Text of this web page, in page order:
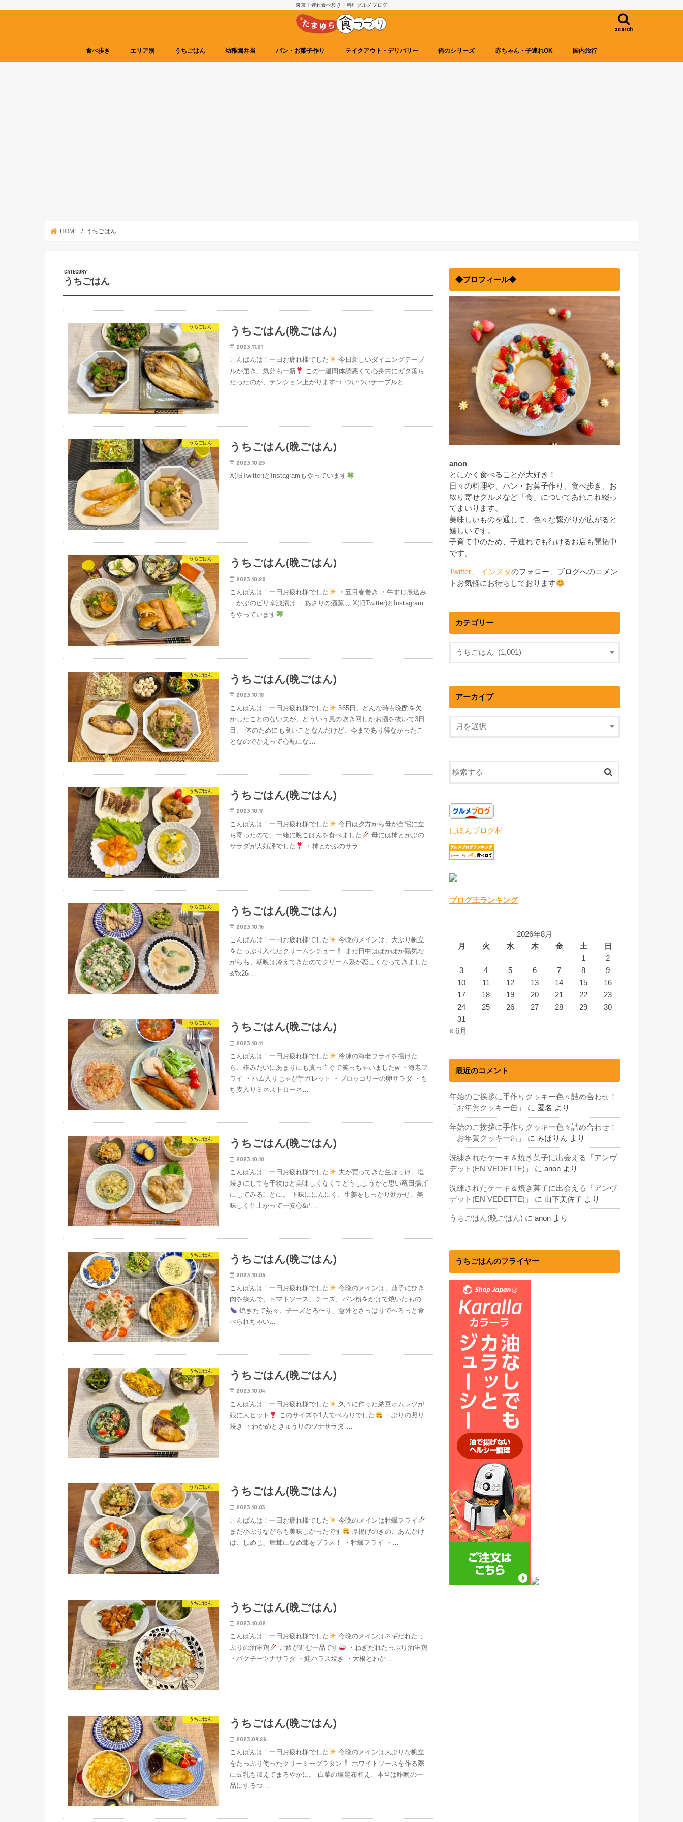
東京子連れ食べ歩き・料理グルメブログ
search
食べ歩き エリア別 うちごはん 幼稚園弁当 パン・お菓子作り テイクアウト・デリバリー 俺のシリーズ 赤ちゃん・子連れOK 国内旅行
HOME うちごはん
うちごはん
うちごはん うちごはん(晩ごはん)
2023.11.01
こんばんは！一日お疲れ様でした
今日新しいダイニングテーブ
ルが届き、気分も一新
この一週間体調悪くて心身共にガタ落ち
だったのが、テンション上がります↑↑ ついついテーブルと…
うちごはん うちごはん(晩ごはん)
2023.10.23
X(旧Twitter)とInstagramもやっています
うちごはん うちごはん(晩ごはん)
2023.10.20
こんばんは！一日お疲れ様でした
・五目春巻き ・牛すじ煮込み
・かぶのピリ辛浅漬け ・あさりの酒蒸し X(旧Twitter)とInstagram
もやっています
うちごはん うちごはん(晩ごはん)
2023.10.18
こんばんは！一日お疲れ様でした
365日、どんな時も晩酌を欠
かしたことのない夫が、どういう風の吹き回しかお酒を抜いて3日
目。 体のためにも良いことなんだけど、今まであり得なかったこ
となのでかえって心配にな…
うちごはん うちごはん(晩ごはん)
2023.10.17
こんばんは！一日お疲れ様でした
今日は夕方から母が自宅に立
ち寄ったので、一緒に晩ごはんを食べました
母には柿とかぶの
サラダが大好評でした
・柿とかぶのサラ…
うちごはん うちごはん(晩ごはん)
2023.10.16
こんばんは！一日お疲れ様でした
今晩のメインは、大ぶり帆立
をたっぷり入れたクリームシチュー
まだ日中はぽかぽか陽気な
がらも、朝晩は冷えてきたのでクリーム系が恋しくなってきました
&#x26…
うちごはん うちごはん(晩ごはん)
2023.10.11
こんばんは！一日お疲れ様でした
冷凍の海老フライを揚げた
ら、棒みたいにあまりにも真っ直ぐで笑っちゃいましたw ・海老フ
ライ ・ハム入りじゃが芋ガレット ・ブロッコリーの卵サラダ ・も
ち麦入りミネストローネ…
うちごはん うちごはん(晩ごはん)
2023.10.10
こんばんは！一日お疲れ様でした
夫が買ってきた生ほっけ、塩
焼きにしても干物ほど美味しくなくてどうしようかと思い竜田揚げ
にしてみることに。 下味ににんにく、生姜をしっかり効かせ、美
味しく仕上がって一安心&#…
うちごはん うちごはん(晩ごはん)
2023.10.05
こんばんは！一日お疲れ様でした
今晩のメインは、茄子にひき
肉を挟んで、トマトソース、チーズ、パン粉をかけて焼いたもの
焼きたて熱々、チーズとろ〜り、意外とさっぱりでぺろっと食
べられちゃい…
うちごはん うちごはん(晩ごはん)
2023.10.04
こんばんは！一日お疲れ様でした
久々に作った納豆オムレツが
娘に大ヒット
このサイズを1人でぺろりでした
・ぶりの照り
焼き ・わかめときゅうりのツナサラダ …
うちごはん うちごはん(晩ごはん)
2023.10.03
こんばんは！一日お疲れ様でした
今晩のメインは牡蠣フライ
まだ小ぶりながらも美味しかったです
厚揚げのきのこあんかけ
は、しめじ、舞茸になめ茸をプラス！ ・牡蠣フライ ・…
うちごはん うちごはん(晩ごはん)
2023.10.02
こんばんは！一日お疲れ様でした
今晩のメインはネギだれたっ
ぷりの油淋鶏
ご飯が進む一品です
・ねぎだれたっぷり油淋鶏
・パクチーツナサラダ ・鮭ハラス焼き ・大根とわか…
うちごはん うちごはん(晩ごはん)
2023.09.26
こんばんは！一日お疲れ様でした
今晩のメインは大ぶりな帆立
をたっぷり使ったクリーミーグラタン
ホワイトソースを作る際
に豆乳も加えてまろやかに。 白菜の塩昆布和え、本当は昨晩の一
品にするつ…
◆プロフィール◆
anon
とにかく食べることが大好き！
日々の料理や、パン・お菓子作り、食べ歩き、お
取り寄せグルメなど「食」についてあれこれ綴っ
てまいります。
美味しいものを通して、色々な繋がりが広がると
嬉しいです。
子育て中のため、子連れでも行けるお店も開拓中
です。
Twitter インスタのフォロー、ブログへのコメン
トお気軽にお待ちしております
カテゴリー
アーカイブ
にほんブログ村
ブログ王ランキング
2026年8月
月
火 水 木 金 土
日
1
2
3
4 5 6 7 8
9
10
11 12 13 14 15
16
17
18 19 20 21 22
23
24
25 26 27 28 29
30
31
« 6月
最近のコメント
年始のご挨拶に手作りクッキー色々詰め合わせ！
「お年賀クッキー缶」
に 匿名 より
年始のご挨拶に手作りクッキー色々詰め合わせ！
「お年賀クッキー缶」
に みぽりん より
洗練されたケーキ＆焼き菓子に出会える「アンヴ
デット(EN VEDETTE)」
に anon より
洗練されたケーキ＆焼き菓子に出会える「アンヴ
デット(EN VEDETTE)」
に 山下美佐子 より
うちごはん(晩ごはん) に anon より
うちごはんのフライヤー